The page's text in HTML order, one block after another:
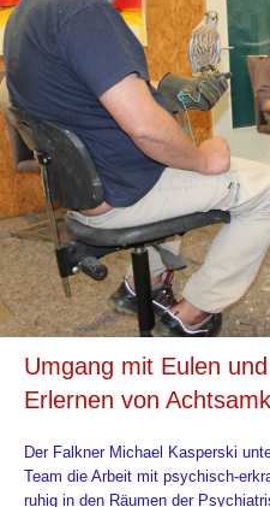
Umgang mit Eulen
Erlernen von
Der Falkner Michael Kasperski
Team die Arbeit mit psychisch-
ruhig in den Räumen der